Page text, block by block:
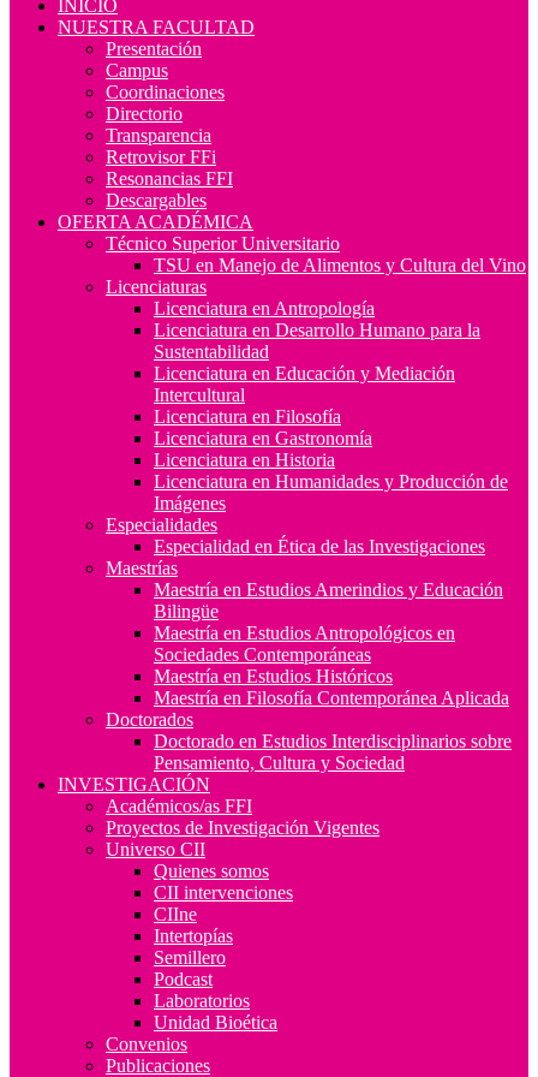
INICIO
NUESTRA FACULTAD
Presentación
Campus
Coordinaciones
Directorio
Transparencia
Retrovisor FFi
Resonancias FFI
Descargables
OFERTA ACADÉMICA
Técnico Superior Universitario
TSU en Manejo de Alimentos y Cultura del Vino
Licenciaturas
Licenciatura en Antropología
Licenciatura en Desarrollo Humano para la
Sustentabilidad
Licenciatura en Educación y Mediación
Intercultural
Licenciatura en Filosofía
Licenciatura en Gastronomía
Licenciatura en Historia
Licenciatura en Humanidades y Producción de
Imágenes
Especialidades
Especialidad en Ética de las Investigaciones
Maestrías
Maestría en Estudios Amerindios y Educación
Bilingüe
Maestría en Estudios Antropológicos en
Sociedades Contemporáneas
Maestría en Estudios Históricos
Maestría en Filosofía Contemporánea Aplicada
Doctorados
Doctorado en Estudios Interdisciplinarios sobre
Pensamiento, Cultura y Sociedad
INVESTIGACIÓN
Académicos/as FFI
Proyectos de Investigación Vigentes
Universo CII
Quienes somos
CII intervenciones
CIIne
Intertopías
Semillero
Podcast
Laboratorios
Unidad Bioética
Convenios
Publicaciones